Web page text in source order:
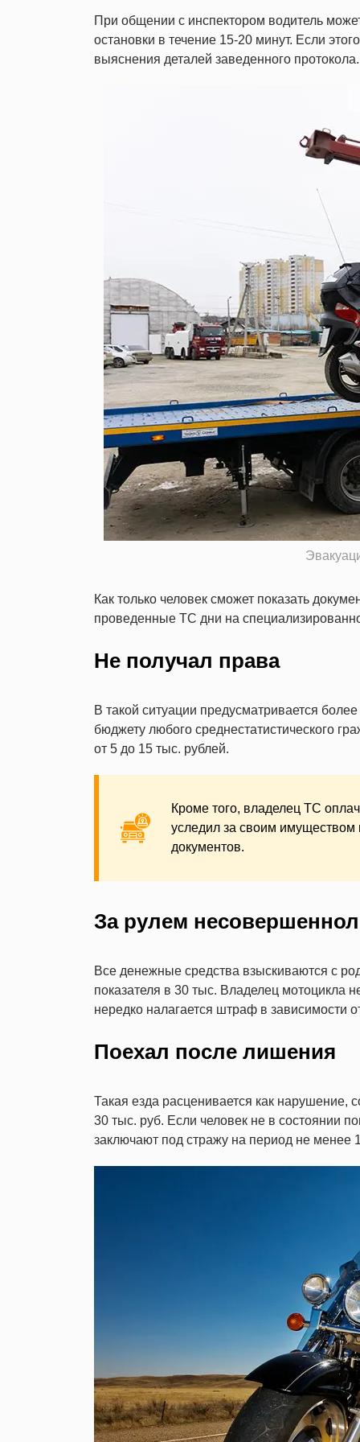
При общении с инспектором водитель
остановки в течение 15-20 минут. Если
выяснения деталей заведенного протокола.
Как только человек сможет показать
проведенные ТС дни на
Не получал права
В такой ситуации предусматривается
бюджету любого среднестатистического
от 5 до 15 тыс. рублей.
Кроме того, владелец ТС
уследил за своим имуществом
документов.
За рулем
Все денежные средства взыскиваются с
показателя в 30 тыс. Владелец мотоцикла
нередко налагается штраф в зависимости
Поехал после лишения
Такая езда расценивается как нарушение,
30 тыс. руб. Если человек не в состоянии
заключают под стражу на период не менее